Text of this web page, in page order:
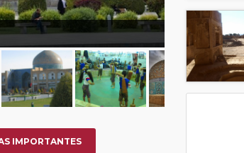
IMPORTANTES